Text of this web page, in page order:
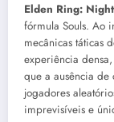
Elden Ring:
fórmula Souls. Ao
mecânicas táticas
experiência
que a ausência de
jogadores
imprevisíveis e